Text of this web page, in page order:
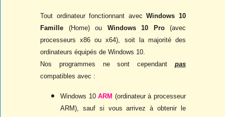
Tout ordinateur fonctionnant avecWindows 10
Famille (Home) ou Windows 10 Pro(avec
processeurs x86 ou x64), soit la majorité des
ordinateurs équipés de Windows 10.
Nos programmes ne sont cependant pas
compatibles avec :
Windows 10ARM (ordinateur à processeur
ARM), sauf si vous arrivez à obtenir le